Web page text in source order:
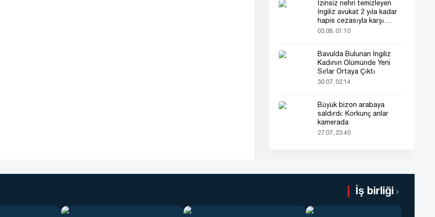
İzinsiz nehri temizleyen
İngiliz avukat 2 yıla kadar
hapis cezasıyla karşı
karşıya
03.08, 01:10
Bavulda Bulunan İngiliz
Kadının Ölümünde Yeni
Sırlar Ortaya Çıktı
30.07, 02:14
Büyük bizon arabaya
saldırdı: Korkunç anlar
kamerada
27.07, 23:40
İş birliği